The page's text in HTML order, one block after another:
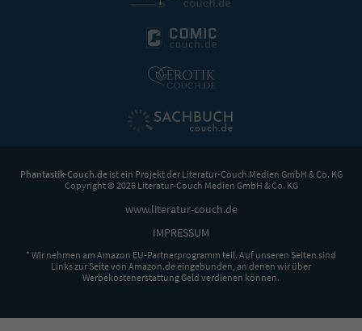
Phantastik-Couch.deist ein Projekt der Literatur-Couch Medien GmbH & Co. KG
Copyright © 2026 Literatur-Couch Medien GmbH & Co. KG
www.literatur-couch.de
IMPRESSUM
* Wir nehmen am Amazon EU-Partnerprogramm teil. Auf unseren Seiten sind
Links zur Seite von Amazon.de eingebunden, an denen wir über
Werbekostenerstattung Geld verdienen können.